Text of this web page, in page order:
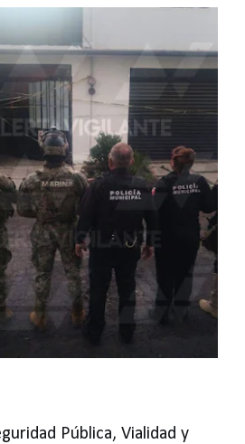
Pública, Vialidad y